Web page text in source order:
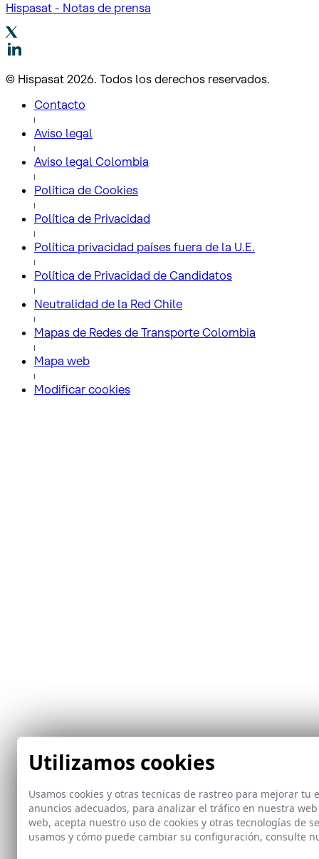
Hispasat - Notas de prensa
© Hispasat 2026. Todos los derechos reservados.
Contacto
Aviso legal
Aviso legal Colombia
Política de Cookies
Política de Privacidad
Política privacidad países fuera de la U.E.
Política de Privacidad de Candidatos
Neutralidad de la Red Chile
Mapas de Redes de Transporte Colombia
Mapa web
Modificar cookies
Utilizamos cookies
Usamos cookies y otras tecnicas de rastreo para mejorar
anuncios adecuados, para analizar el tráfico en nuestra
web, acepta nuestro uso de cookies y otras tecnologías de
usamos y cómo puede cambiar su configuración, consulte